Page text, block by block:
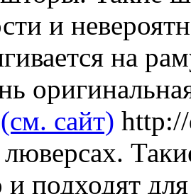
и
на
(см. сайт)
и подходят